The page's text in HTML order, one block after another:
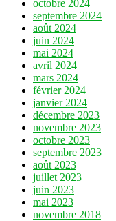
octobre 2024
septembre 2024
août 2024
juin 2024
mai 2024
avril 2024
mars 2024
février 2024
janvier 2024
décembre 2023
novembre 2023
octobre 2023
septembre 2023
août 2023
juillet 2023
juin 2023
mai 2023
novembre 2018